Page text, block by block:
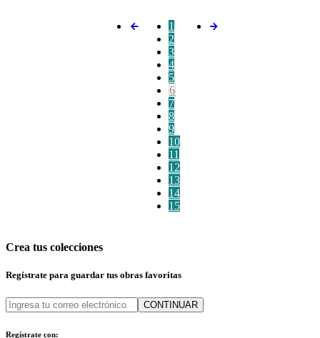
1
2
3
4
5
6
7
8
9
10
11
12
13
14
15
Crea tus colecciones
Regístrate para guardar tus obras favoritas
CONTINUAR
Regístrate con: